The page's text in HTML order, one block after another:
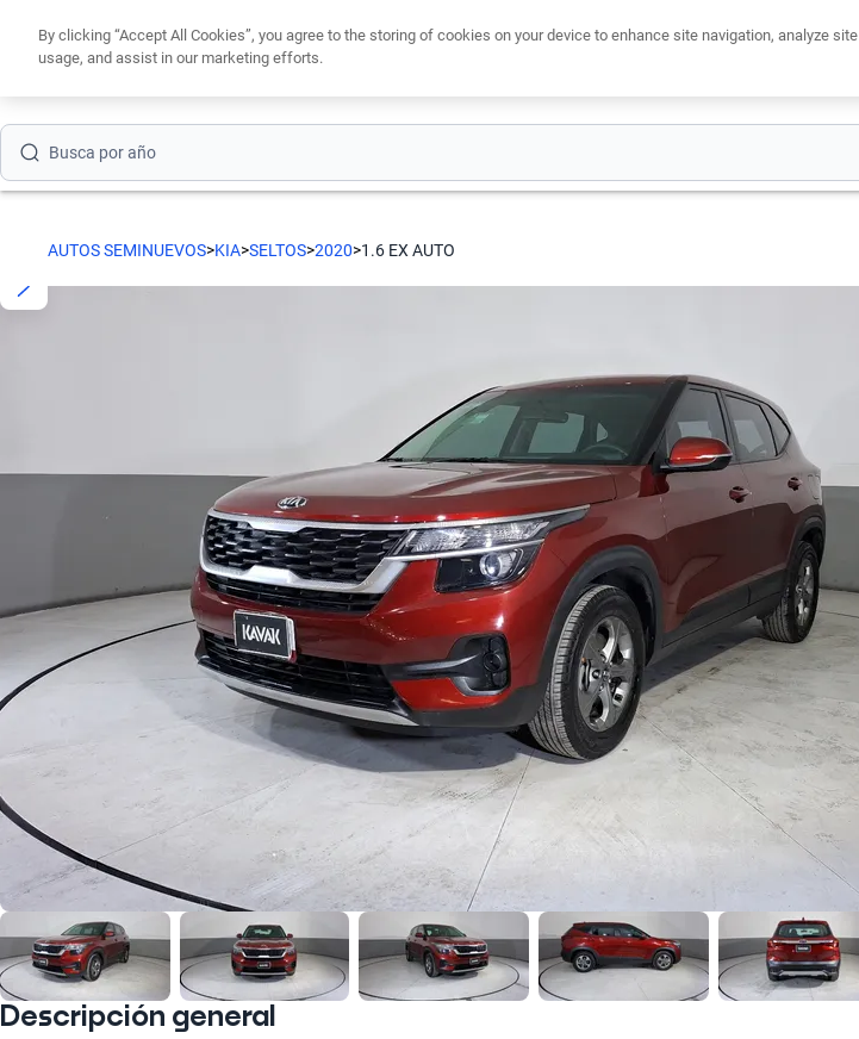
Busca por modelo
Busca por año
Busca por marca
Busca por versión
AUTOS SEMINUEVOS>KIA>SELTOS>2020>1.6 EX AUTO
Descripción general
By clicking “Accept All Cookies”, you agree to the storing of cookies on your device to enhance site navigation, analyze site
usage, and assist in our marketing efforts.